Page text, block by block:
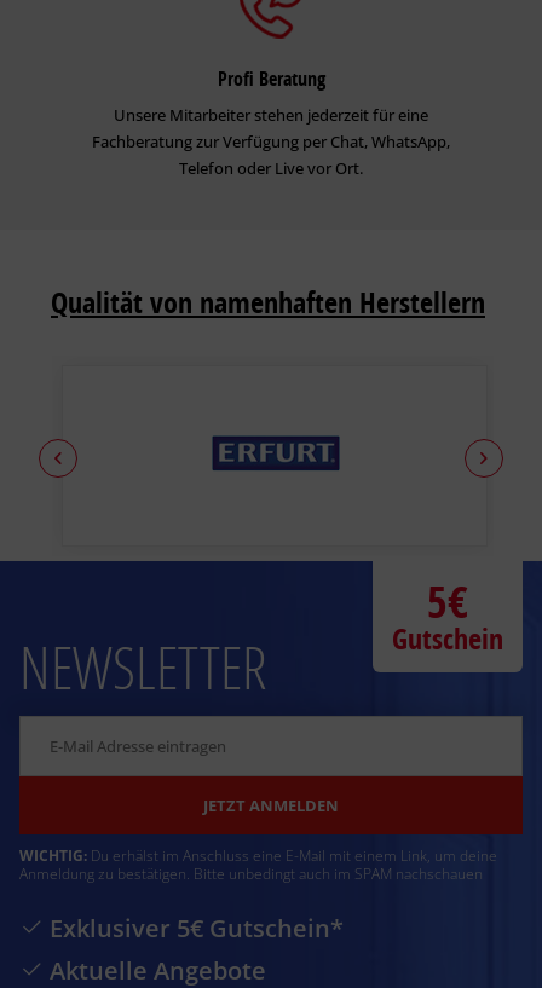
Profi Beratung
Unsere Mitarbeiter stehen jederzeit für eine
Fachberatung zur Verfügung per Chat, WhatsApp,
Telefon oder Live vor Ort.
Qualität von namenhaften Herstellern
NEWSLETTER
JETZT ANMELDEN
WICHTIG: Du erhälst im Anschluss eine E-Mail mit einem Link, um deine
Anmeldung zu bestätigen. Bitte unbedingt auch im SPAM nachschauen
Exklusiver 5€ Gutschein*
Aktuelle Angebote
5€
Gutschein